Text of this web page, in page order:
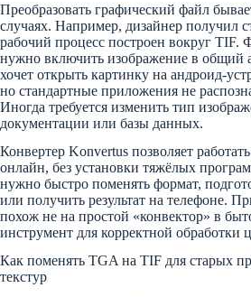
Преобразовать графический файл
случаях. Например, дизайнер получил
рабочий процесс построен вокруг TIF.
нужно включить изображение в общий
хочет открыть картинку на андроид-
но стандартные приложения не
Иногда требуется изменить тип
документации или базы данных.
Конвертер Konvertus позволяет
онлайн, без установки тяжёлых
нужно быстро поменять формат,
или получить результат на телефоне.
похож не на простой «конвектор» в
инструмент для корректной обработки
Как поменять TGA на TIF для старых
текстур